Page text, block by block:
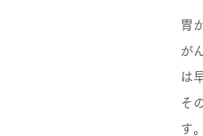
胃
が
は
そ
す。